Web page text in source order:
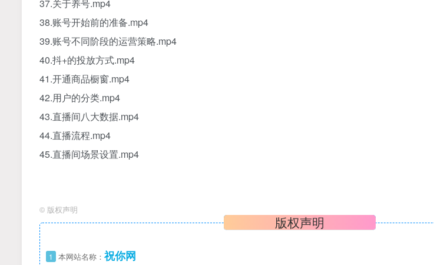
37.关于养号.mp4
38.账号开始前的准备.mp4
39.账号不同阶段的运营策略.mp4
40.抖+的投放方式.mp4
41.开通商品橱窗.mp4
42.用户的分类.mp4
43.直播间八大数据.mp4
44.直播流程.mp4
45.直播间场景设置.mp4
© 版权声明
版权声明
1 本网站名称： 祝你网